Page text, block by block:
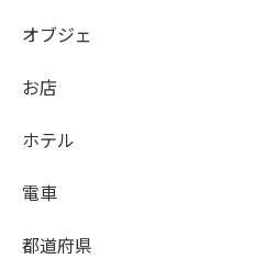
オブジェ
お店
ホテル
電車
都道府県